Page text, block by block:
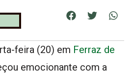
feira (20) em Ferraz de
emocionante com a